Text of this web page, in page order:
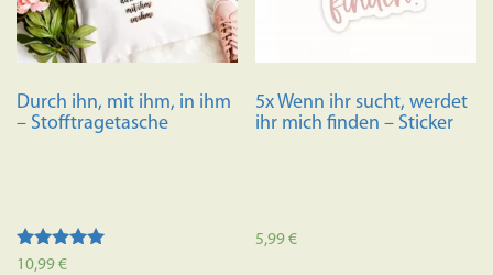
Durch ihn, mit ihm, in ihm
– Stofftragetasche
Bewertet mit
10,99€
5x Wenn ihr sucht, werdet
ihr mich finden – Sticker
5,99€